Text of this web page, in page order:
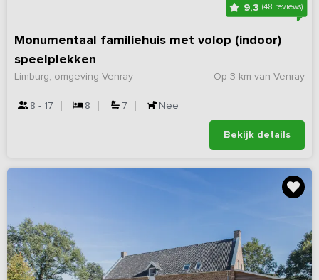
9,3(48 reviews)
Monumentaal familiehuis met volop (indoor)
speelplekken
Op 3 km van Venray
Limburg, omgeving Venray
8 - 17 8 7 Nee
Bekijk details